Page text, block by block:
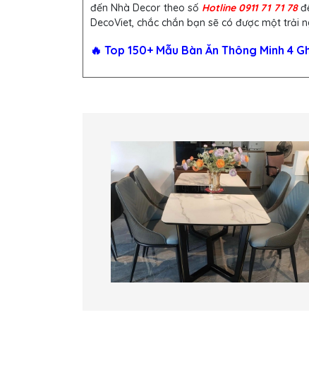
đến Nhà Decor theo số Hotline 0911 71 71 78
DecoViet, chắc chắn bạn sẽ có được một trải
🔥 Top 150+ Mẫu Bàn Ăn Thông Minh 4